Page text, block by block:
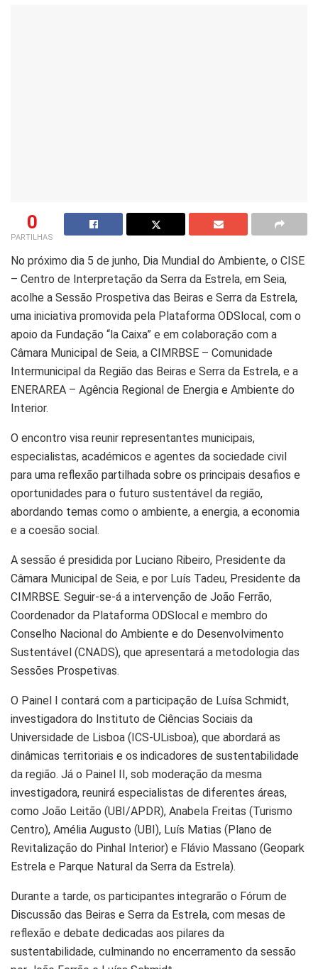
0
PARTILHAS
No próximo dia 5 de junho, Dia Mundial do Ambiente, o CISE
– Centro de Interpretação da Serra da Estrela, em Seia,
acolhe a Sessão Prospetiva das Beiras e Serra da Estrela,
uma iniciativa promovida pela Plataforma ODSlocal, com o
apoio da Fundação “la Caixa” e em colaboração com a
Câmara Municipal de Seia, a CIMRBSE – Comunidade
Intermunicipal da Região das Beiras e Serra da Estrela, e a
ENERAREA – Agência Regional de Energia e Ambiente do
Interior.
O encontro visa reunir representantes municipais,
especialistas, académicos e agentes da sociedade civil
para uma reflexão partilhada sobre os principais desafios e
oportunidades para o futuro sustentável da região,
abordando temas como o ambiente, a energia, a economia
e a coesão social.
A sessão é presidida por Luciano Ribeiro, Presidente da
Câmara Municipal de Seia, e por Luís Tadeu, Presidente da
CIMRBSE. Seguir-se-á a intervenção de João Ferrão,
Coordenador da Plataforma ODSlocal e membro do
Conselho Nacional do Ambiente e do Desenvolvimento
Sustentável (CNADS), que apresentará a metodologia das
Sessões Prospetivas.
O Painel I contará com a participação de Luísa Schmidt,
investigadora do Instituto de Ciências Sociais da
Universidade de Lisboa (ICS-ULisboa), que abordará as
dinâmicas territoriais e os indicadores de sustentabilidade
da região. Já o Painel II, sob moderação da mesma
investigadora, reunirá especialistas de diferentes áreas,
como João Leitão (UBI/APDR), Anabela Freitas (Turismo
Centro), Amélia Augusto (UBI), Luís Matias (Plano de
Revitalização do Pinhal Interior) e Flávio Massano (Geopark
Estrela e Parque Natural da Serra da Estrela).
Durante a tarde, os participantes integrarão o Fórum de
Discussão das Beiras e Serra da Estrela, com mesas de
reflexão e debate dedicadas aos pilares da
sustentabilidade, culminando no encerramento da sessão